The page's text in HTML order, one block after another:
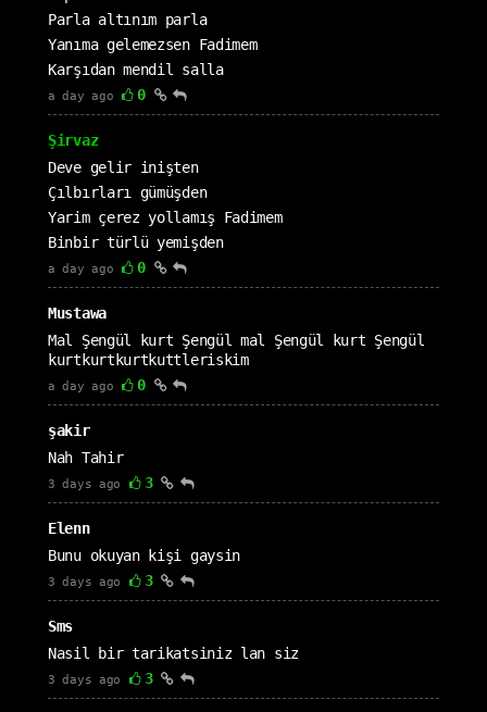
Parla altınım parla
Yanıma gelemezsen Fadimem
Karşıdan mendil salla
a day ago 0
Şirvaz
Deve gelir inişten
Çılbırları gümüşden
Yarim çerez yollamış Fadimem
Binbir türlü yemişden
a day ago 0
Mustawa
Mal Şengül kurt Şengül mal Şengül kurt Şengül
kurtkurtkurtkuttleriskim
a day ago 0
şakir
Nah Tahir
3 days ago 3
Elenn
Bunu okuyan kişi gaysin
3 days ago 3
Sms
Nasil bir tarikatsiniz lan siz
3 days ago 3